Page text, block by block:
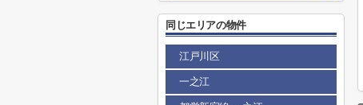
同じエリアの物件
江戸川区
一之江